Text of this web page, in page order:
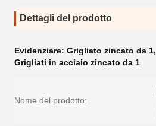
Dettagli del prodotto
Evidenziare: Grigliato zincato da 1,
Grigliati in acciaio zincato da 1
Nome del prodotto: